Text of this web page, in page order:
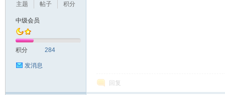
主题
帖子
积分
中级会员
积分 284
发消息
回复